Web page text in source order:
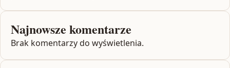
Najnowsze komentarze
Brak komentarzy do wyświetlenia.